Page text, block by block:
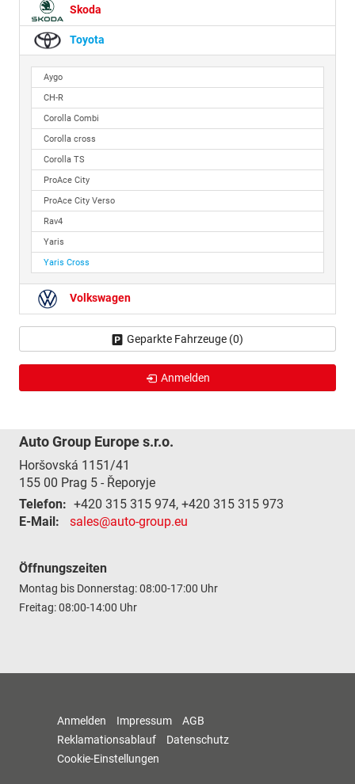
Skoda
Toyota
Aygo
CH-R
Corolla Combi
Corolla cross
Corolla TS
ProAce City
ProAce City Verso
Rav4
Yaris
Yaris Cross
Volkswagen
Geparkte Fahrzeuge (0)
Anmelden
Auto Group Europe s.r.o.
Horšovská 1151/41
155 00 Prag 5 - Řeporyje
Telefon: +420 315 315 974, +420 315 315 973
E-Mail:
sales@auto-group.eu
Öffnungszeiten
Montag bis Donnerstag: 08:00-17:00 Uhr
Freitag: 08:00-14:00 Uhr
Anmelden Impressum
AGB
Reklamationsablauf
Datenschutz
Cookie-Einstellungen